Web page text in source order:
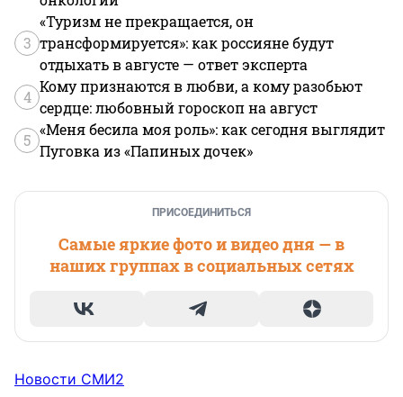
3
«Туризм не прекращается, он
трансформируется»: как россияне будут
отдыхать в августе — ответ эксперта
4
Кому признаются в любви, а кому разобьют
сердце: любовный гороскоп на август
5
«Меня бесила моя роль»: как сегодня выглядит
Пуговка из «Папиных дочек»
ПРИСОЕДИНИТЬСЯ
Самые яркие фото и видео дня — в
наших группах в социальных сетях
Новости СМИ2